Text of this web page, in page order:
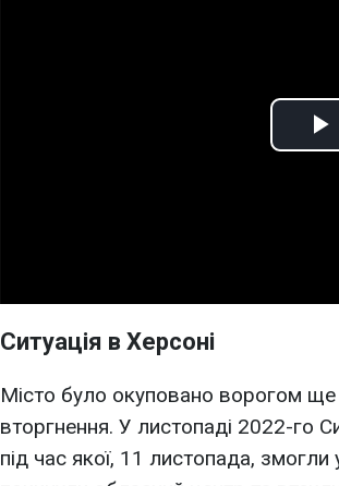
Ситуація в Херсоні
Місто було окуповано ворогом
вторгнення. У листопаді 2022-го
під час якої, 11 листопада, змогли